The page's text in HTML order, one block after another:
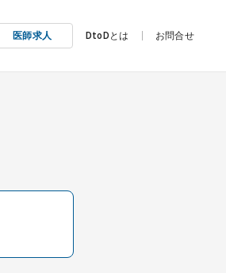
医師求人 DtoDとは お問合せ